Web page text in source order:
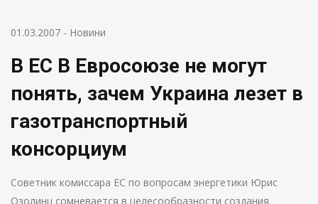
01.03.2007 - Новини
В ЕС В Евросоюзе не могут
понять, зачем Украина лезет в
газотранспортный
консорциум
Советник комиссара ЕС по вопросам энергетики Юрис
Озолинц сомневается в целесообразности создания